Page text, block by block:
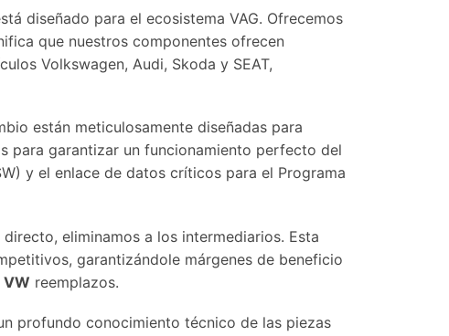
diseñado para el ecosistema VAG. Ofrecemos
que nuestros componentes ofrecen
Volkswagen, Audi, Skoda y SEAT,
están meticulosamente diseñadas para
para garantizar un funcionamiento perfecto del
y el enlace de datos críticos para el Programa
eliminamos a los intermediarios. Esta
garantizándole márgenes de beneficio
VW reemplazos.
profundo conocimiento técnico de las piezas